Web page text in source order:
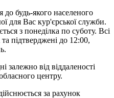
будь-якого населеного
для Вас кур'єрської служби.
з понеділка по суботу. Всі
підтверджені до 12:00,
залежно від віддаленості
центру.
за рахунок